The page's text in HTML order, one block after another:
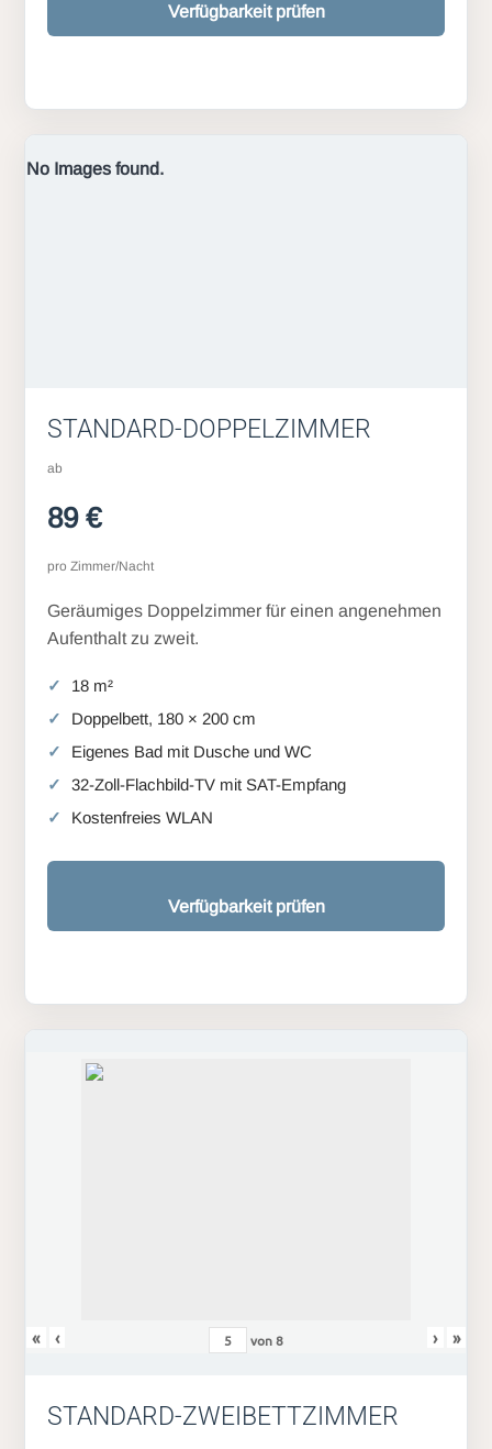
Verfügbarkeit prüfen
No Images found.
STANDARD-DOPPELZIMMER
ab
89 €
pro Zimmer/Nacht
Geräumiges Doppelzimmer für einen angenehmen
Aufenthalt zu zweit.
18 m²
Doppelbett, 180 × 200 cm
Eigenes Bad mit Dusche und WC
32-Zoll-Flachbild-TV mit SAT-Empfang
Kostenfreies WLAN
Verfügbarkeit prüfen
« ‹ von8 › »
STANDARD-ZWEIBETTZIMMER